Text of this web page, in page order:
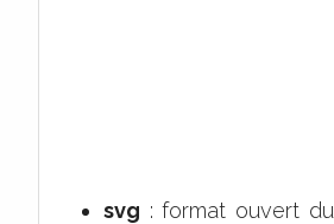
svg : format ouvert